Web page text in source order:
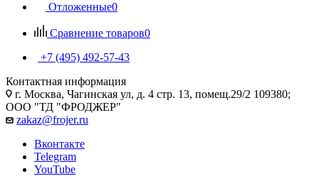
Отложенные0
Сравнение товаров0
+7 (495) 492-57-43
Контактная информация
г. Москва, Чагинская ул, д. 4 стр. 13, помещ.29/2 109380;
ООО "ТД "ФРОДЖЕР"
zakaz@frojer.ru
Вконтакте
Telegram
YouTube